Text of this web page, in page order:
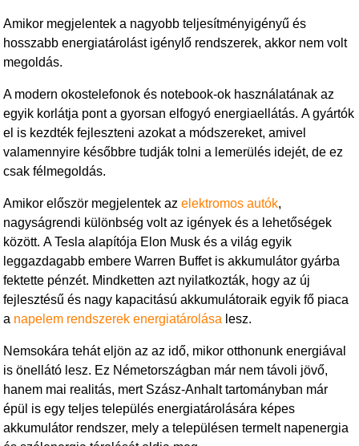
Amikor megjelentek a nagyobb teljesítményigényű és
hosszabb energiatárolást igénylő rendszerek, akkor nem volt
megoldás.
A modern okostelefonok és notebook-ok használatának az
egyik korlátja pont a gyorsan elfogyó energiaellátás. A gyártók
el is kezdték fejleszteni azokat a módszereket, amivel
valamennyire későbbre tudják tolni a lemerülés idejét, de ez
csak félmegoldás.
Amikor először megjelentek azelektromos autók,
nagyságrendi különbség volt az igények és a lehetőségek
között. A Tesla alapítója Elon Musk és a világ egyik
leggazdagabb embere Warren Buffet is akkumulátor gyárba
fektette pénzét. Mindketten azt nyilatkozták, hogy az új
fejlesztésű és nagy kapacitású akkumulátoraik egyik fő piaca
a napelem rendszerek energiatárolása lesz.
Nemsokára tehát eljön az az idő, mikor otthonunk energiával
is önellátó lesz. Ez Németországban már nem távoli jövő,
hanem mai realitás, mert Szász-Anhalt tartományban már
épül is egy teljes település energiatárolására képes
akkumulátor rendszer, mely a településen termelt napenergia